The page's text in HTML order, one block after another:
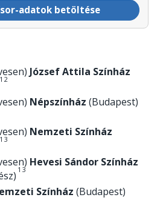
adatok betöltése
József Attila Színház
1 2
Népszínház (Budapest)
Nemzeti Színház
1 3
Hevesi Sándor Színház
1 3
Színház (Budapest)